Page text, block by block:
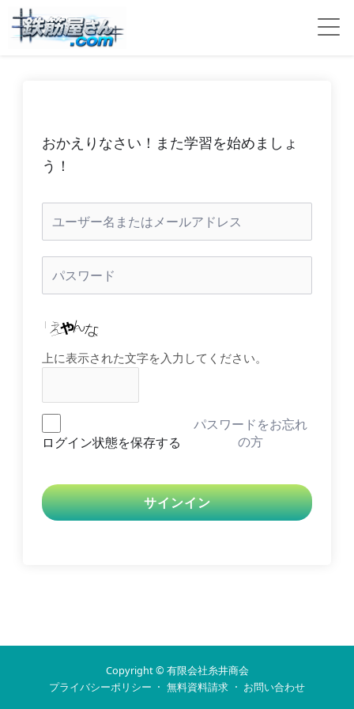
おかえりなさい！また学習を始めましょ
う！
上に表示された文字を入力してください。
ログイン状態を保存する
パスワードをお忘れ
の方
サインイン
Copyright © 有限会社糸井商会
プライバシーポリシー · 無料資料請求 · お問い合わせ